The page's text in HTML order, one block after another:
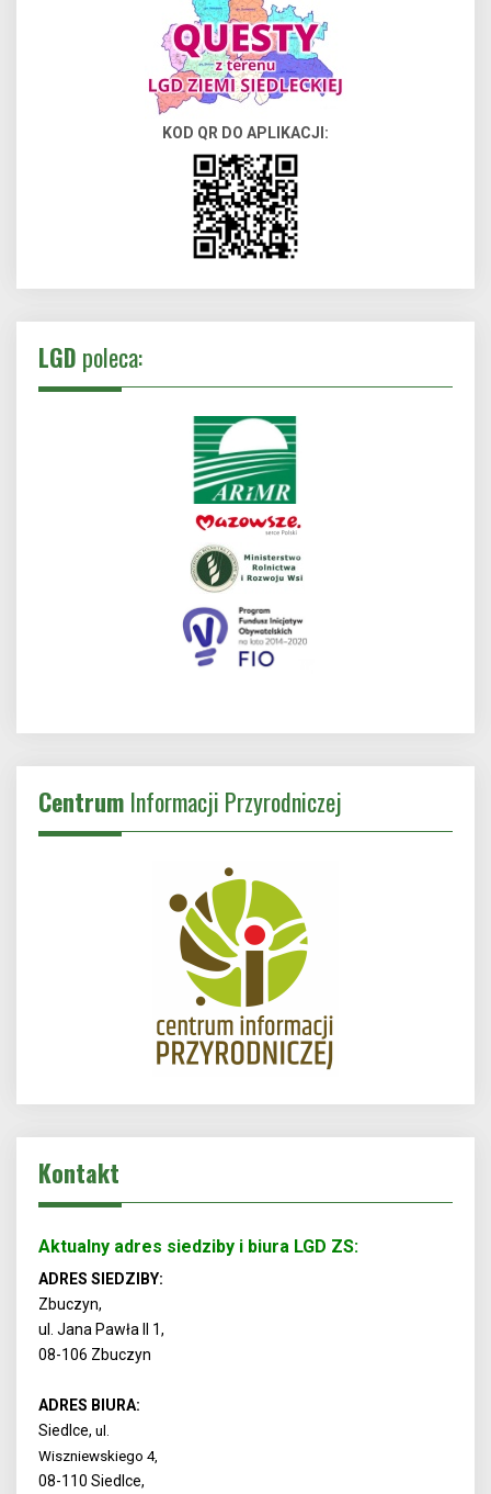
KOD QR DO APLIKACJI:
LGD poleca:
Centrum Informacji Przyrodniczej
Kontakt
Aktualny adres siedziby i biura LGD ZS:
ADRES SIEDZIBY:
Zbuczyn,
ul. Jana Pawła II 1,
08-106 Zbuczyn
ADRES BIURA:
Siedlce, ul.
Wiszniewskiego 4,
08-110 Siedlce,